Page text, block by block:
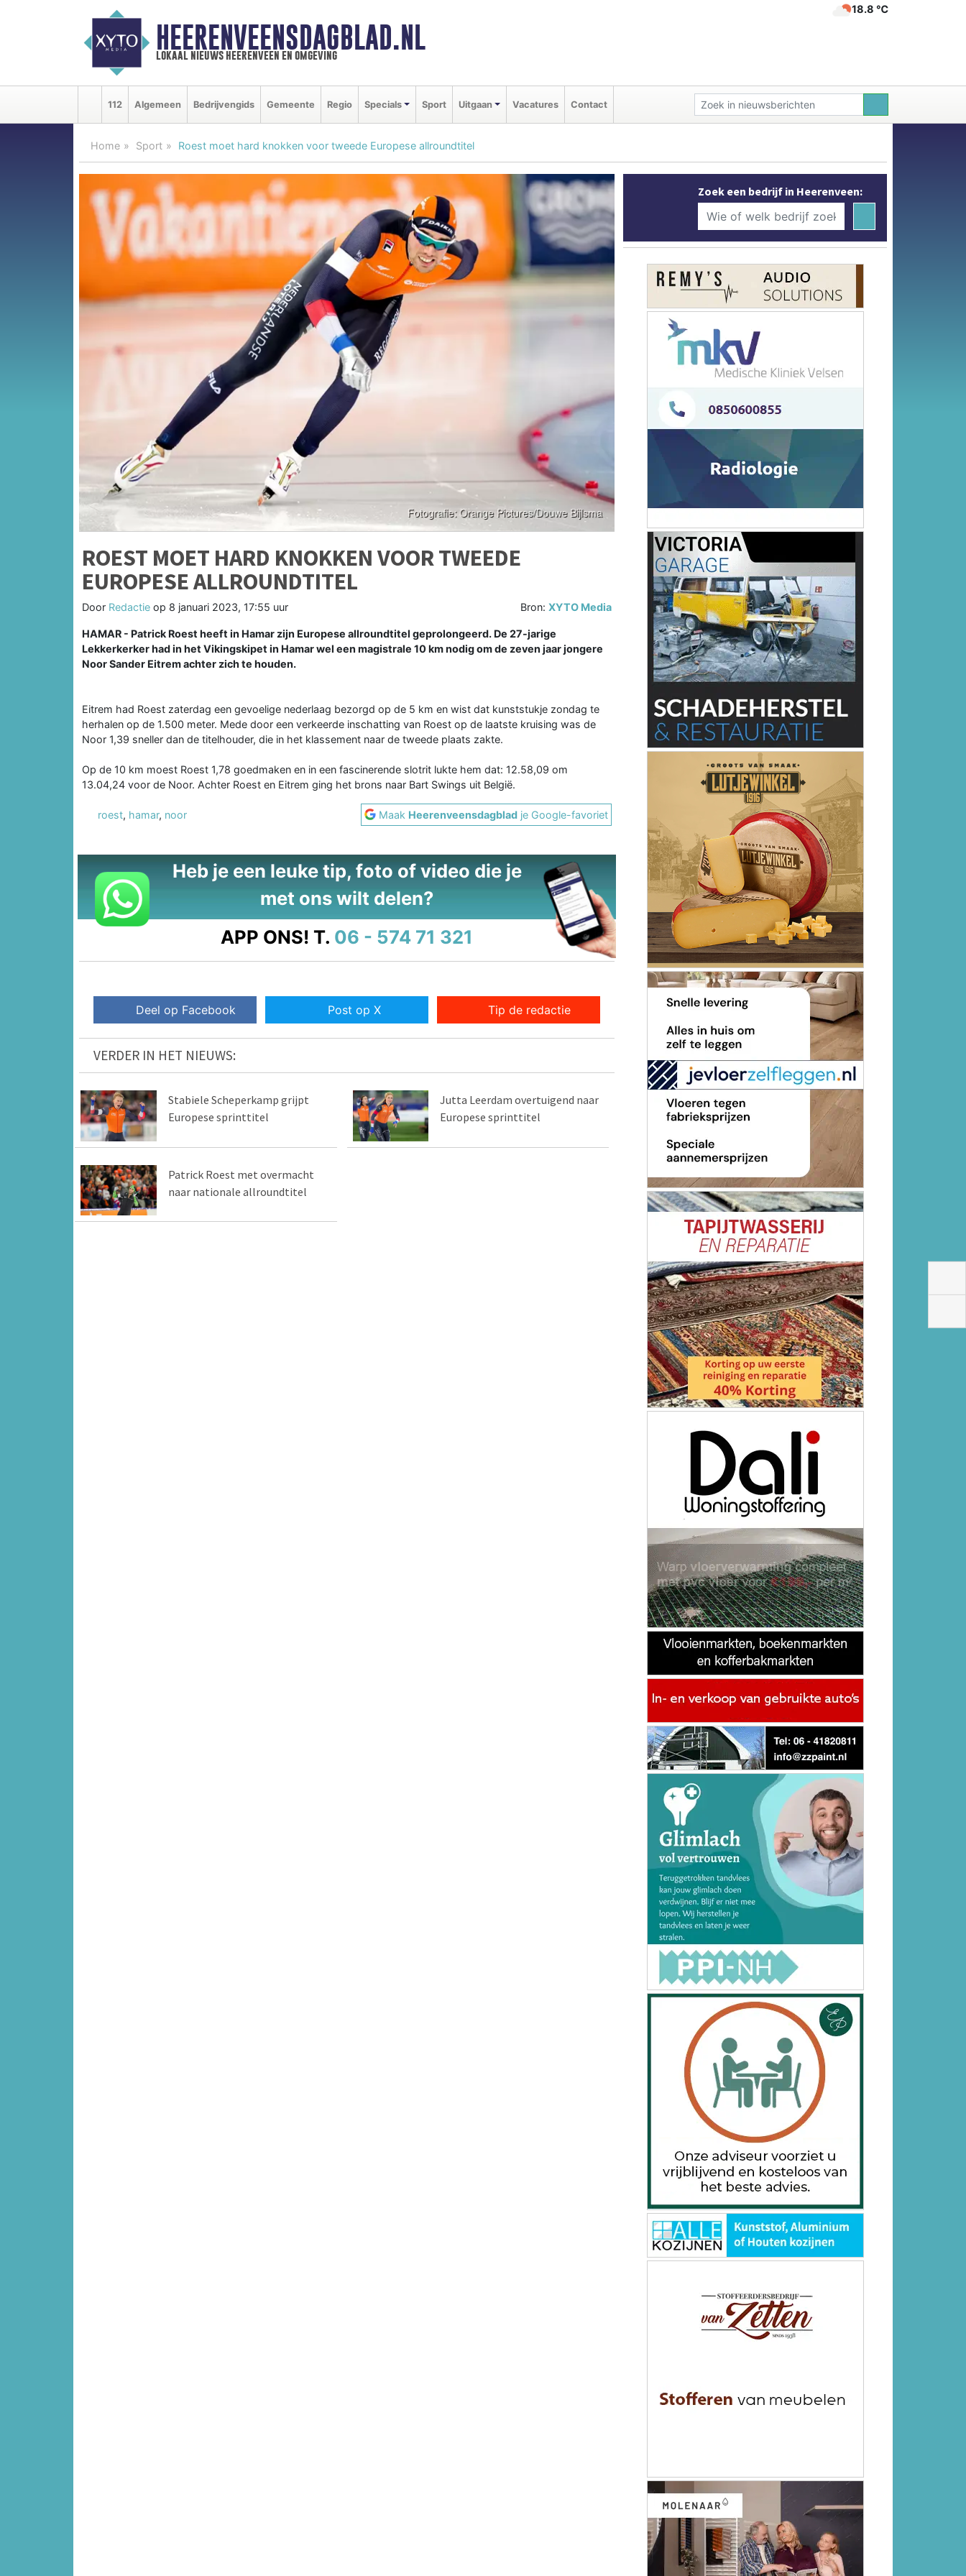
HEERENVEENSDAGBLAD.NL
lokaal nieuws heerenveen en omgeving
18.8 ℃
112 Algemeen Bedrijvengids Gemeente Regio Specials Sport Uitgaan Vacatures Contact
Home Sport Roest moet hard knokken voor tweede Europese allroundtitel
ROEST MOET HARD KNOKKEN VOOR TWEEDE
EUROPESE ALLROUNDTITEL
Door Redactie op 8 januari 2023, 17:55 uur Bron:XYTO Media
HAMAR - Patrick Roest heeft in Hamar zijn Europese allroundtitel geprolongeerd. De 27-jarige
Lekkerkerker had in het Vikingskipet in Hamar wel een magistrale 10 km nodig om de zeven jaar jongere
Noor Sander Eitrem achter zich te houden.
Eitrem had Roest zaterdag een gevoelige nederlaag bezorgd op de 5 km en wist dat kunststukje zondag te
herhalen op de 1.500 meter. Mede door een verkeerde inschatting van Roest op de laatste kruising was de
Noor 1,39 sneller dan de titelhouder, die in het klassement naar de tweede plaats zakte.
Op de 10 km moest Roest 1,78 goedmaken en in een fascinerende slotrit lukte hem dat: 12.58,09 om
13.04,24 voor de Noor. Achter Roest en Eitrem ging het brons naar Bart Swings uit België.
roest, hamar, noor Maak Heerenveensdagblad je Google-favoriet
Heb je een leuke tip, foto of video die je
met ons wilt delen?
APP ONS! T. 06 - 574 71 321
Deel op Facebook Post op X Tip de redactie
VERDER IN HET NIEUWS:
Stabiele Scheperkamp grijpt
Europese sprinttitel
Jutta Leerdam overtuigend naar
Europese sprinttitel
Patrick Roest met overmacht
naar nationale allroundtitel
Zoek een bedrijf in Heerenveen: